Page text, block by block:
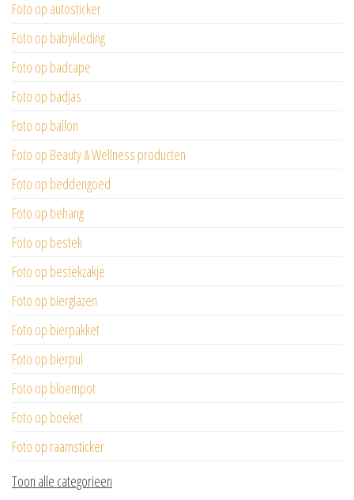
Foto op autosticker
Foto op babykleding
Foto op badcape
Foto op badjas
Foto op ballon
Foto op Beauty & Wellness producten
Foto op beddengoed
Foto op behang
Foto op bestek
Foto op bestekzakje
Foto op bierglazen
Foto op bierpakket
Foto op bierpul
Foto op bloempot
Foto op boeket
Foto op raamsticker
Toon alle categorieen